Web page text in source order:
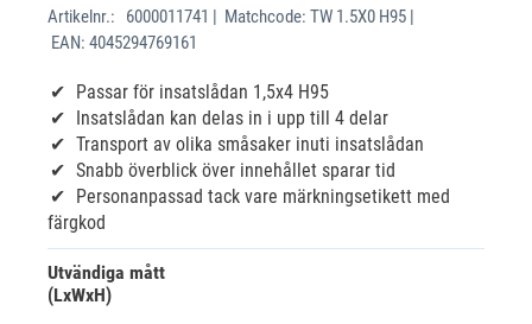
Artikelnr.:
6000011741 | Matchcode: TW 1.5X0 H95 |
EAN: 4045294769161
Passar för insatslådan 1,5x4 H95
Insatslådan kan delas in i upp till 4 delar
Transport av olika småsaker inuti insatslådan
Snabb överblick över innehållet sparar tid
Personanpassad tack vare märkningsetikett med
färgkod
Utvändiga mått
(LxWxH)